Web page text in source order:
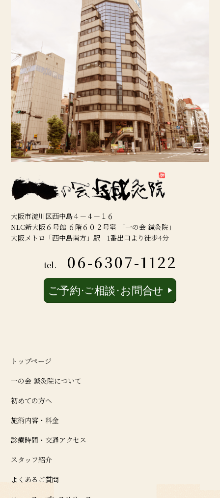
大阪市淀川区西中島４－４－１６
NLC新大阪６号館 ６階６０２号室 「一の会 鍼灸院」
大阪メトロ「西中島南方」駅 1番出口より徒歩4分
tel. 06-6307-1122
トップページ
一の会 鍼灸院について
初めての方へ
施術内容・料金
診療時間・交通アクセス
スタッフ紹介
よくあるご質問